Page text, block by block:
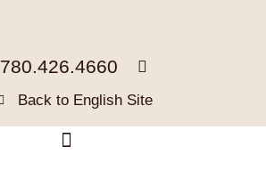
780.426.4660
Back to English Site